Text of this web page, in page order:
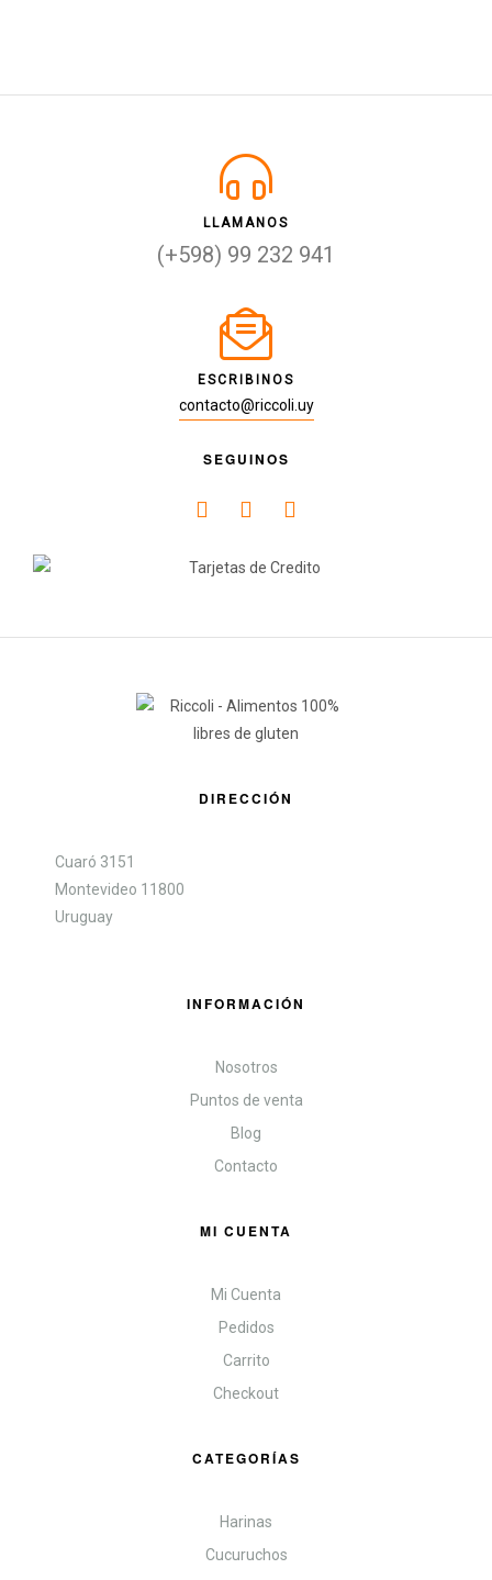
LLAMANOS
(+598) 99 232 941
ESCRIBINOS
contacto@riccoli.uy
SEGUINOS
DIRECCIÓN
Cuaró 3151
Montevideo 11800
Uruguay
INFORMACIÓN
Nosotros
Puntos de venta
Blog
Contacto
MI CUENTA
Mi Cuenta
Pedidos
Carrito
Checkout
CATEGORÍAS
Harinas
Cucuruchos